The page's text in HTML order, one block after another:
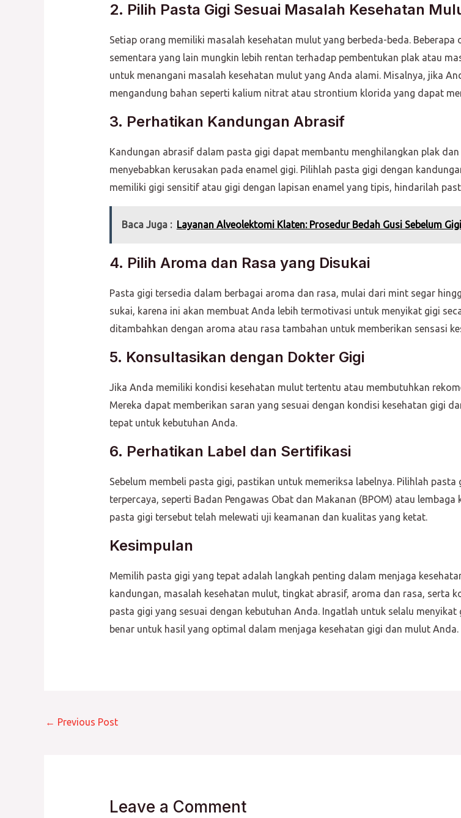
2. Pilih Pasta Gigi Sesuai Masalah Kesehatan
Setiap orang memiliki masalah kesehatan mulut yang berbeda-beda.
sementara yang lain mungkin lebih rentan terhadap pembentukan plak atau
untuk menangani masalah kesehatan mulut yang Anda alami. Misalnya, jika
mengandung bahan seperti kalium nitrat atau strontium klorida yang dapat
3. Perhatikan Kandungan Abrasif
Kandungan abrasif dalam pasta gigi dapat membantu menghilangkan plak
menyebabkan kerusakan pada enamel gigi. Pilihlah pasta gigi dengan
memiliki gigi sensitif atau gigi dengan lapisan enamel yang tipis, hindarilah
Baca Juga : Layanan Alveolektomi Klaten: Prosedur Bedah Gusi Sebelum
4. Pilih Aroma dan Rasa yang Disukai
Pasta gigi tersedia dalam berbagai aroma dan rasa, mulai dari mint segar
sukai, karena ini akan membuat Anda lebih termotivasi untuk menyikat gigi
ditambahkan dengan aroma atau rasa tambahan untuk memberikan sensasi
5. Konsultasikan dengan Dokter Gigi
Jika Anda memiliki kondisi kesehatan mulut tertentu atau membutuhkan
Mereka dapat memberikan saran yang sesuai dengan kondisi kesehatan gigi
tepat untuk kebutuhan Anda.
6. Perhatikan Label dan Sertifikasi
Sebelum membeli pasta gigi, pastikan untuk memeriksa labelnya. Pilihlah
terpercaya, seperti Badan Pengawas Obat dan Makanan (BPOM) atau
pasta gigi tersebut telah melewati uji keamanan dan kualitas yang ketat.
Kesimpulan
Memilih pasta gigi yang tepat adalah langkah penting dalam menjaga
kandungan, masalah kesehatan mulut, tingkat abrasif, aroma dan rasa, serta
pasta gigi yang sesuai dengan kebutuhan Anda. Ingatlah untuk selalu
benar untuk hasil yang optimal dalam menjaga kesehatan gigi dan mulut Anda.
← Previous Post
Leave a Comment